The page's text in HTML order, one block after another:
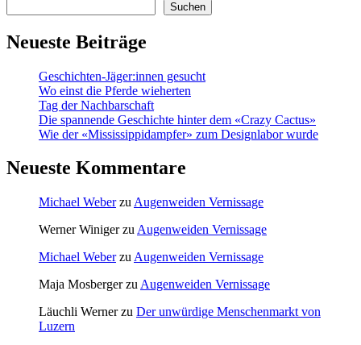
Suchen
Neueste Beiträge
Geschichten-Jäger:innen gesucht
Wo einst die Pferde wieherten
Tag der Nachbarschaft
Die spannende Geschichte hinter dem «Crazy Cactus»
Wie der «Mississippidampfer» zum Designlabor wurde
Neueste Kommentare
Michael Weberzu Augenweiden Vernissage
Werner Winigerzu Augenweiden Vernissage
Michael Weberzu Augenweiden Vernissage
Maja Mosbergerzu Augenweiden Vernissage
Läuchli Wernerzu Der unwürdige Menschenmarkt von
Luzern